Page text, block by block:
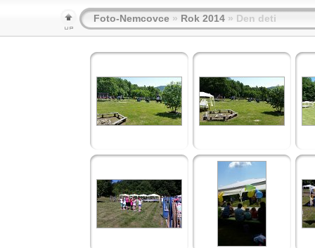
Foto-Nemcovce » Rok 2014 » Den deti